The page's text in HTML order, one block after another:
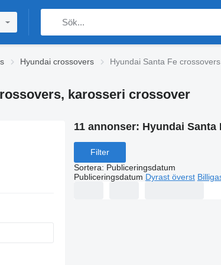
Hyundai crossovers Hyundai Santa Fe crossovers
karosseri crossover
11 annonser: Hyundai Santa
Filter
Sortera: Publiceringsdatum
Publiceringsdatum Dyrast överst